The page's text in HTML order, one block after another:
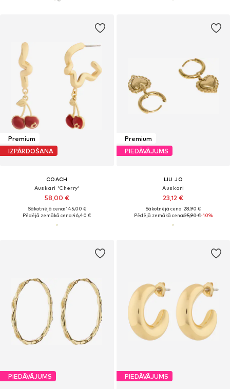
Premium
IZPĀRDOŠANA
COACH
Auskari 'Cherry'
58,00 €
Sākotnējā cena: 145,00 €
Pēdējā zemākā cena:46,40 €
Premium
PIEDĀVĀJUMS
LIU JO
Auskari
23,12 €
Sākotnējā cena: 28,90 €
Pēdējā zemākā cena:25,90 €-10%
PIEDĀVĀJUMS PIEDĀVĀJUMS